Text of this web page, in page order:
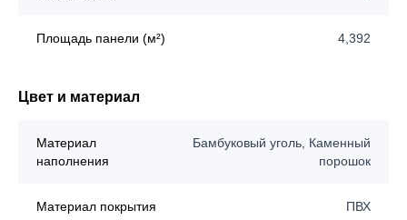
Площадь панели (м²) 4,392
Цвет и материал
Материал
наполнения
Бамбуковый уголь, Каменный
порошок
Материал покрытия ПВХ